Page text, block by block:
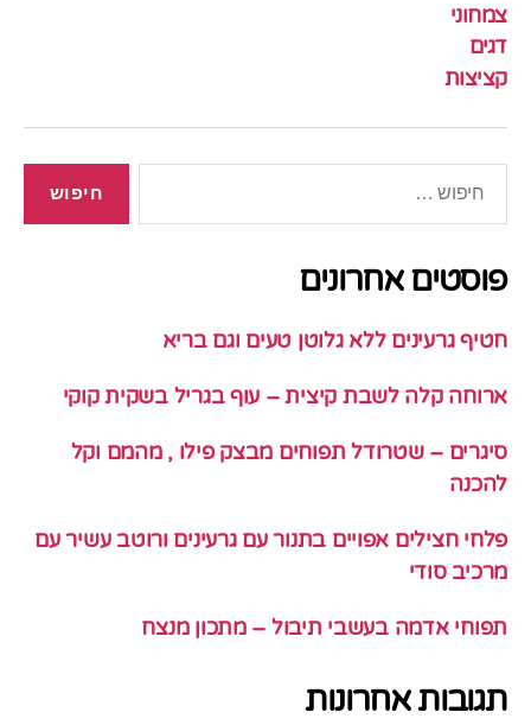
צמחוני
דגים
קציצות
פוסטים אחרונים
חטיף גרעינים ללא גלוטן טעים וגם בריא
ארוחה קלה לשבת קיצית – עוף בגריל בשקית קוקי
סיגרים – שטרודל תפוחים מבצק פילו , מהמם וקל
להכנה
פלחי חצילים אפויים בתנור עם גרעינים ורוטב עשיר עם
מרכיב סודי
תפוחי אדמה בעשבי תיבול – מתכון מנצח
תגובות אחרונות